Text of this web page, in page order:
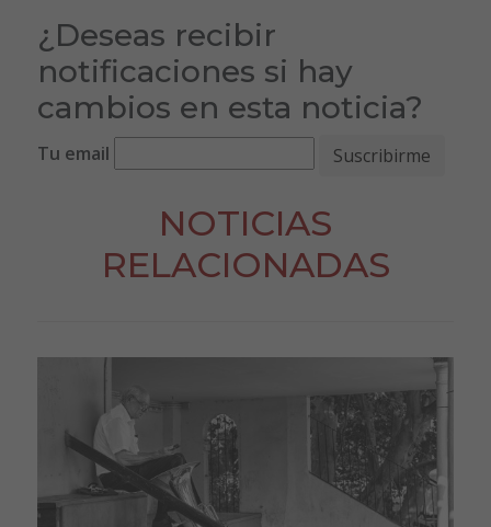
¿Deseas recibir
notificaciones si hay
cambios en esta noticia?
Tu email
NOTICIAS
RELACIONADAS